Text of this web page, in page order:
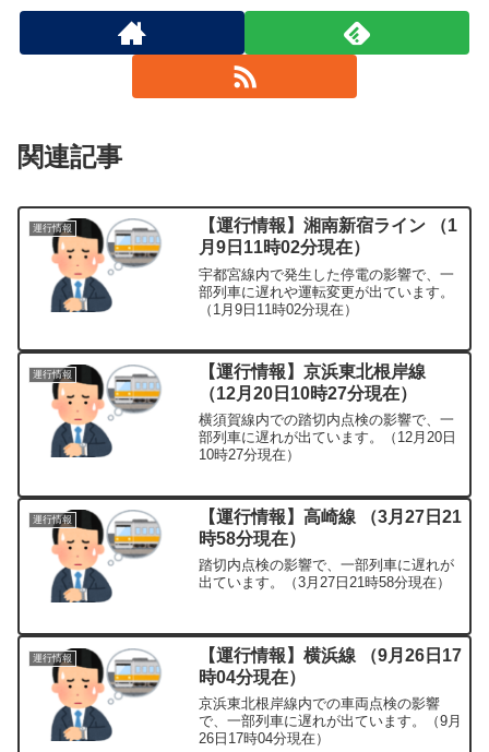
関連記事
運行情報
【運行情報】湘南新宿ライン （1
月9日11時02分現在）
宇都宮線内で発生した停電の影響で、一
部列車に遅れや運転変更が出ています。
（1月9日11時02分現在）
運行情報
【運行情報】京浜東北根岸線
（12月20日10時27分現在）
横須賀線内での踏切内点検の影響で、一
部列車に遅れが出ています。（12月20日
10時27分現在）
運行情報
【運行情報】高崎線 （3月27日21
時58分現在）
踏切内点検の影響で、一部列車に遅れが
出ています。（3月27日21時58分現在）
運行情報
【運行情報】横浜線 （9月26日17
時04分現在）
京浜東北根岸線内での車両点検の影響
で、一部列車に遅れが出ています。（9月
26日17時04分現在）